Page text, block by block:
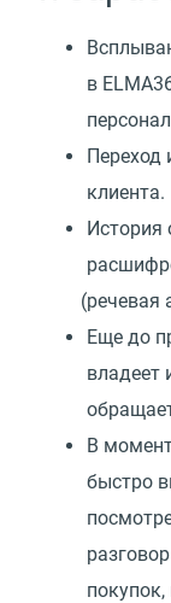
в
Переход
клиента.
История
(речевая
Еще до
владеет
В
быстро